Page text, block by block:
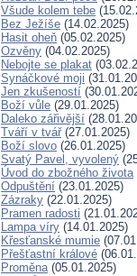
Všude kolem tebe
Bez Ježíše (14.02.2025)
Hasit oheň (05.02.2025)
Ozvěny (04.02.2025)
Nebojte se plakat
Synáčkové moji
Jen zkušeností
Boží vůle (29.01.2025)
Daleko zářivější
Tváří v tvář(27.01.2025)
Boží slovo (26.01.2025)
Svatý Pavel, vyvolený
Úvod do zbožného života
Odpuštění (23.01.2025)
Zázraky (22.01.2025)
Pramen radosti
Lampa víry (14.01.2025)
Křesťanské mumie
Přešťastní králové
Proměna(05.01.2025)